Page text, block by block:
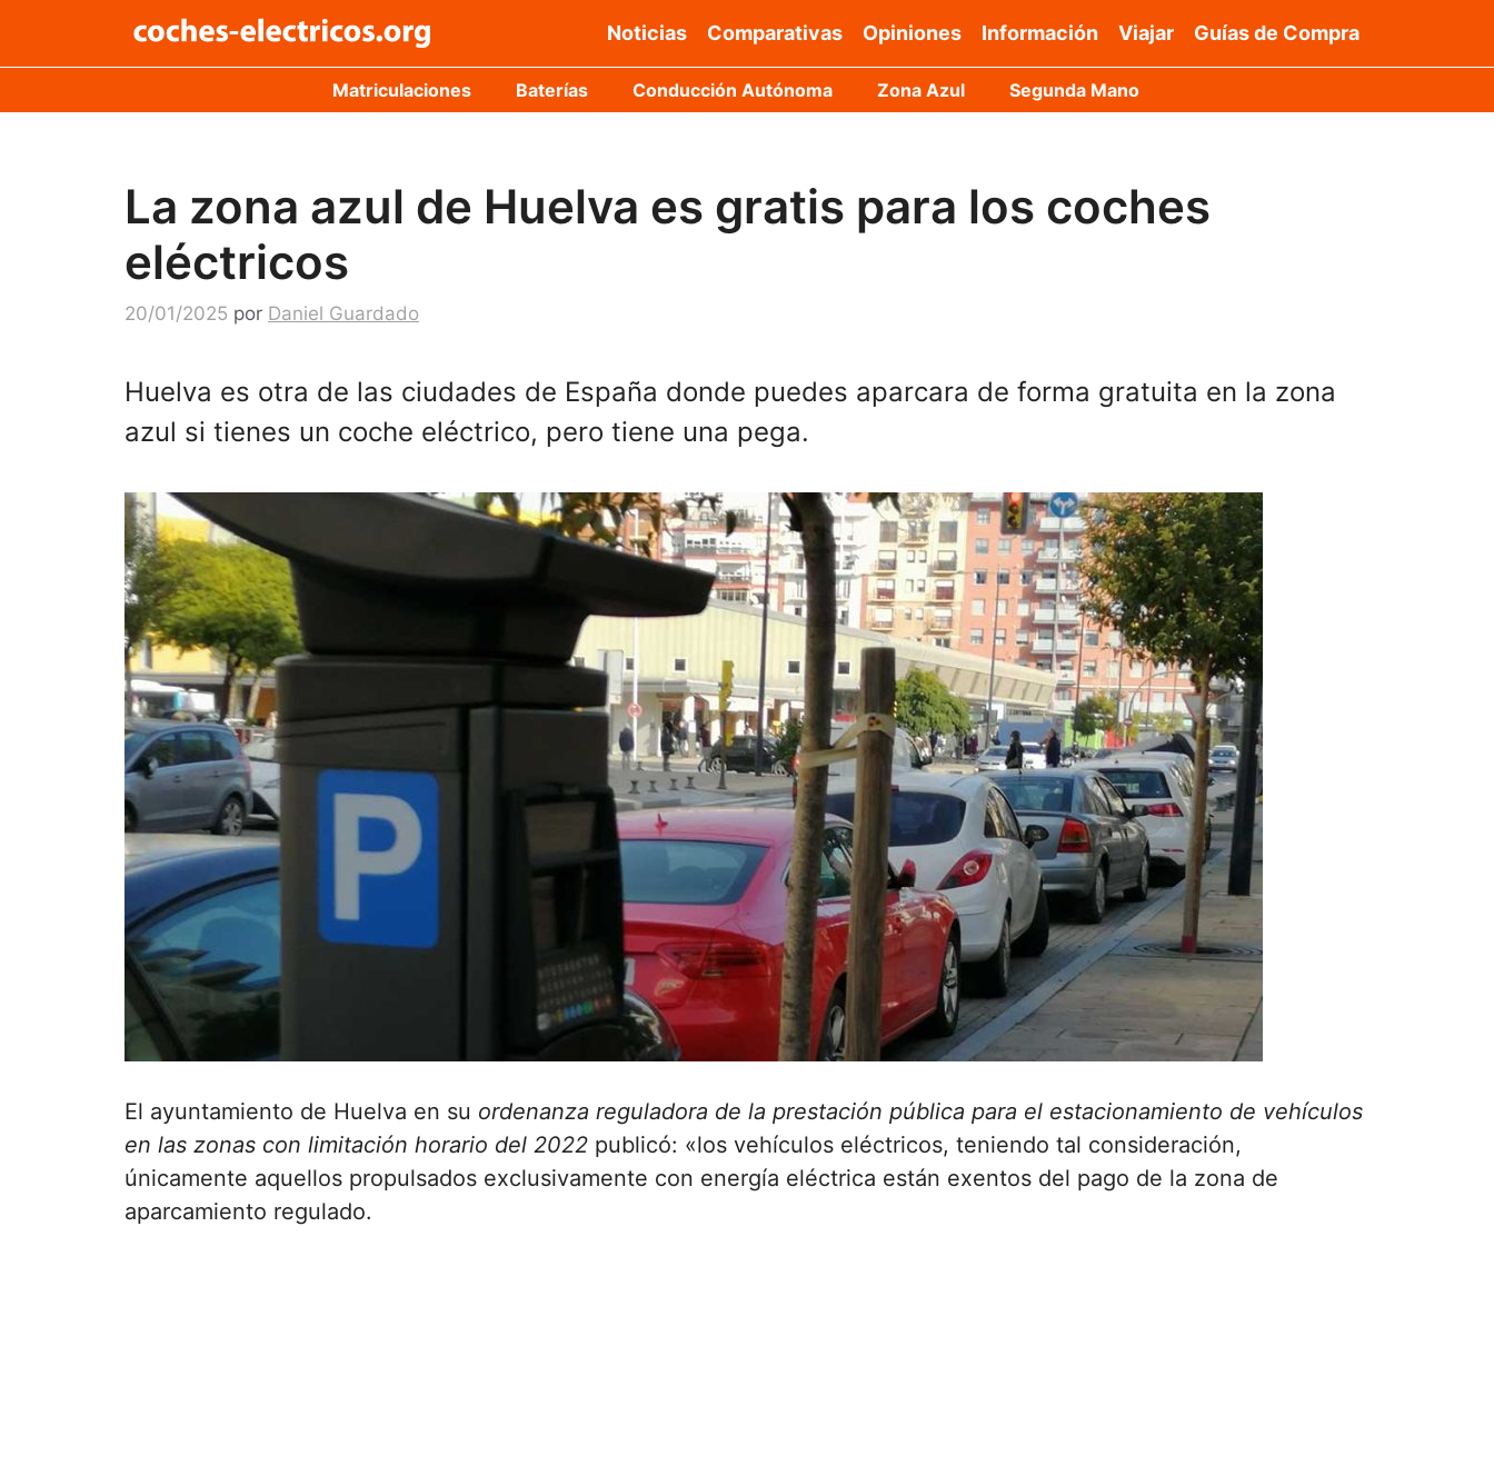
Noticias Comparativas Opiniones Información Viajar Guías de Compra
Matriculaciones Baterías Conducción Autónoma Zona Azul Segunda Mano
La zona azul de Huelva es gratis para los coches
eléctricos
20/01/2025 por Daniel Guardado
Huelva es otra de las ciudades de España donde puedes aparcara de forma gratuita en la zona
azul si tienes un coche eléctrico, pero tiene una pega.
El ayuntamiento de Huelva en su ordenanza reguladora de la prestación pública para el estacionamiento de vehículos
en las zonas con limitación horario del 2022 publicó: «los vehículos eléctricos, teniendo tal consideración,
únicamente aquellos propulsados exclusivamente con energía eléctrica están exentos del pago de la zona de
aparcamiento regulado.